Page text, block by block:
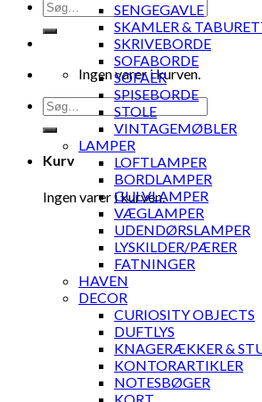
Søg
efter:
Ingen varer i kurven.
Søg
efter:
Kurv
Ingen varer i kurven.
SENGEGAVLE
SKAMLER &
SKRIVEBORDE
SOFABORDE
SOFAER
SPISEBORDE
STOLE
VINTAGEMØBLER
LAMPER
LOFTLAMPER
BORDLAMPER
GULVLAMPER
VÆGLAMPER
UDENDØRSLAMPER
LYSKILDER/PÆRER
FATNINGER
HAVEN
DECOR
CURIOSITY OBJECTS
DUFTLYS
KNAGERÆKKER &
KONTORARTIKLER
NOTESBØGER